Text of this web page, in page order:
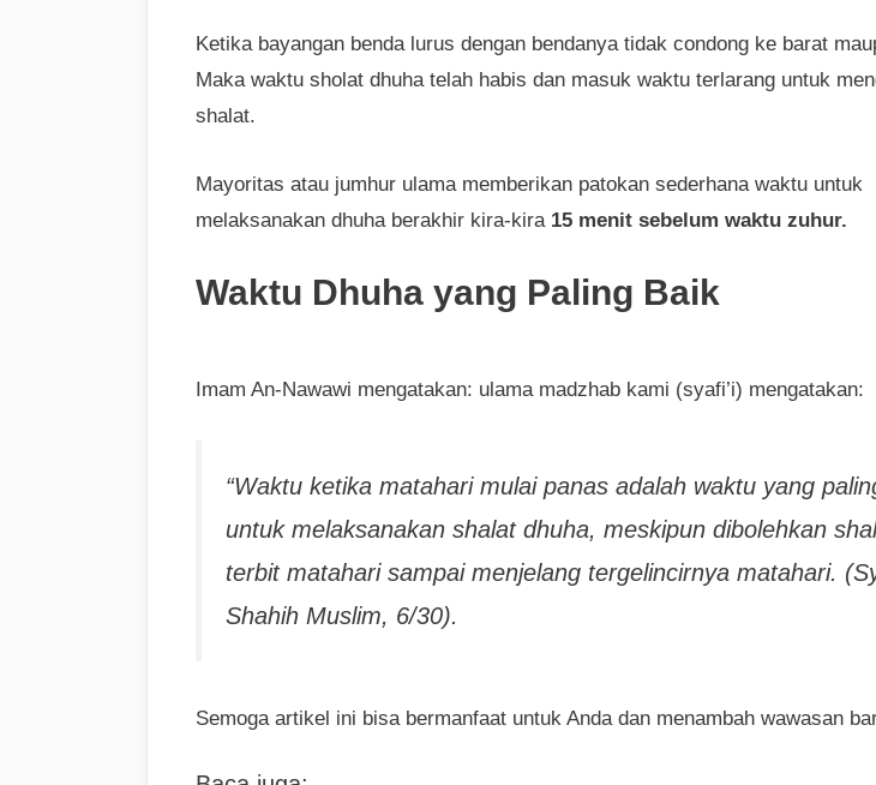
Ketika bayangan benda lurus dengan bendanya tidak condong ke barat
Maka waktu sholat dhuha telah habis dan masuk waktu terlarang untuk
shalat.
Mayoritas atau jumhur ulama memberikan patokan sederhana waktu untuk
melaksanakan dhuha berakhir kira-kira 15 menit sebelum waktu zuhur.
Waktu Dhuha yang Paling Baik
Imam An-Nawawi mengatakan: ulama madzhab kami (syafi’i) mengatakan:
“Waktu ketika matahari mulai panas adalah waktu yang
untuk melaksanakan shalat dhuha, meskipun dibolehkan
terbit matahari sampai menjelang tergelincirnya matahari.
Shahih Muslim, 6/30).
Semoga artikel ini bisa bermanfaat untuk Anda dan menambah wawasan